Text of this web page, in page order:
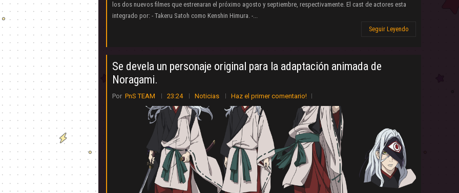
los dos nuevos filmes que estrenaran el próximo agosto y septiembre, respectivamente. El cast de actores esta
integrado por: - Takeru Satoh como Kenshin Himura. -...
Seguir Leyendo
Se devela un personaje original para la adaptación animada de
Noragami.
Por PnS TEAM 23:24 Noticias Haz el primer comentario!